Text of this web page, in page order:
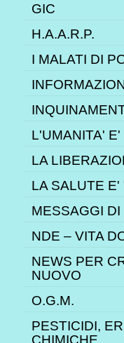
GIC
H.A.A.R.P.
I MALATI DI
L'UMANITA'
LA
LA SALUTE E'
MESSAGGI
NDE – VITA
NEWS PER
NUOVO
O.G.M.
PESTICIDI,
CHIMICHE